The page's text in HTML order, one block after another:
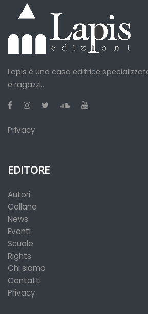
Lapis è una casa editrice
e ragazzi...
Privacy
EDITORE
Autori
Collane
News
Eventi
Scuole
Rights
Chi siamo
Contatti
Privacy